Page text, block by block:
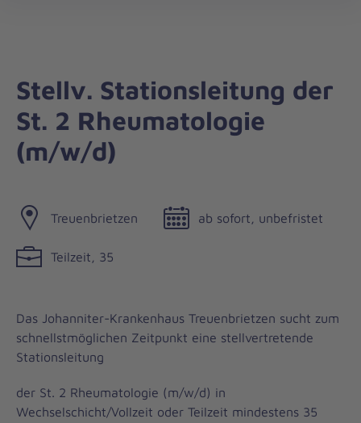
Liebe
zum
Leben
Stellv. Stationsleitung der
St. 2 Rheumatologie
(m/w/d)
Treuenbrietzen ab sofort, unbefristet
Teilzeit, 35
Das Johanniter-Krankenhaus Treuenbrietzen sucht zum
schnellstmöglichen Zeitpunkt eine stellvertretende
Stationsleitung
der St. 2 Rheumatologie (m/w/d) in
Wechselschicht/Vollzeit oder Teilzeit mindestens 35